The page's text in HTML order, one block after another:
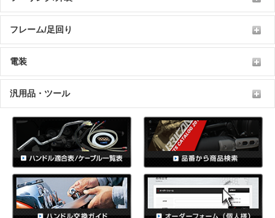
フレーム/足回り
電装
汎用品・ツール